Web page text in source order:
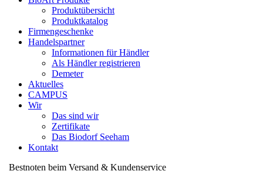
Produktübersicht
Produktkatalog
Firmengeschenke
Handelspartner
Informationen für Händler
Als Händler registrieren
Demeter
Aktuelles
CAMPUS
Wir
Das sind wir
Zertifikate
Das Biodorf Seeham
Kontakt
Bestnoten beim Versand & Kundenservice